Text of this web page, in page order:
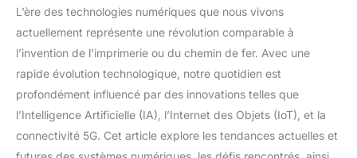
L’ère des technologies numériques que nous vivons
actuellement représente une révolution comparable à
l’invention de l’imprimerie ou du chemin de fer. Avec une
rapide évolution technologique, notre quotidien est
profondément influencé par des innovations telles que
l’Intelligence Artificielle (IA), l’Internet des Objets (IoT), et la
connectivité 5G. Cet article explore les tendances actuelles et